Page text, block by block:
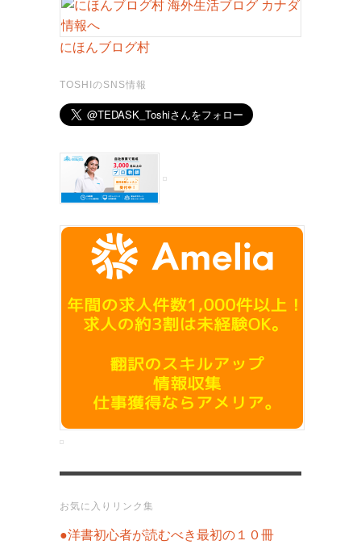
にほんブログ村
TOSHIのSNS情報
お気に入りリンク集
●洋書初心者が読むべき最初の１０冊